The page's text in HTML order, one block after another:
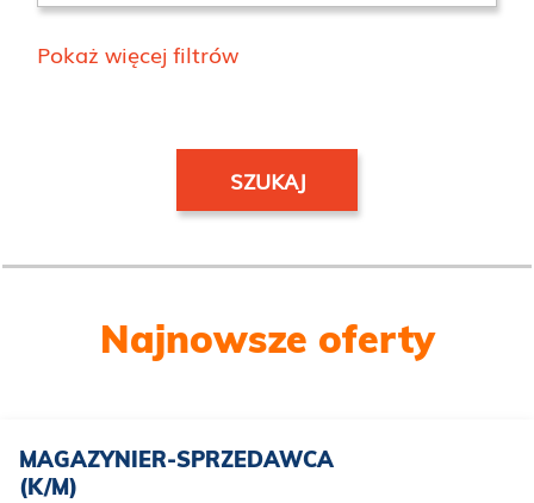
Pokaż więcej filtrów
Najnowsze oferty
MAGAZYNIER-SPRZEDAWCA
(K/M)